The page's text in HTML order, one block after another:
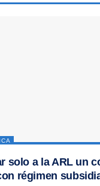
solo a la ARL un
régimen